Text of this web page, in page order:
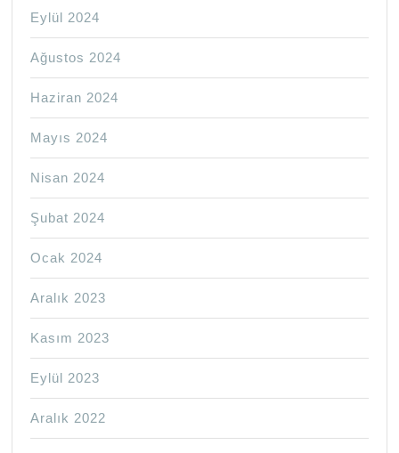
Eylül 2024
Ağustos 2024
Haziran 2024
Mayıs 2024
Nisan 2024
Şubat 2024
Ocak 2024
Aralık 2023
Kasım 2023
Eylül 2023
Aralık 2022